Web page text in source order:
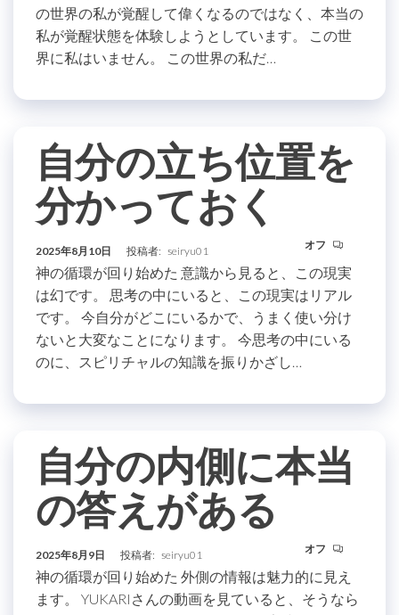
の世界の私が覚醒して偉くなるのではなく、本当の
私が覚醒状態を体験しようとしています。 この世
界に私はいません。 この世界の私だ…
自分の立ち位置を
分かっておく
2025年8月10日 投稿者: seiryu01 オフ
神の循環が回り始めた 意識から見ると、この現実
は幻です。 思考の中にいると、この現実はリアル
です。 今自分がどこにいるかで、うまく使い分け
ないと大変なことになります。 今思考の中にいる
のに、スピリチャルの知識を振りかざし…
自分の内側に本当
の答えがある
2025年8月9日 投稿者: seiryu01 オフ
神の循環が回り始めた 外側の情報は魅力的に見え
ます。 YUKARIさんの動画を見ていると、そうなら